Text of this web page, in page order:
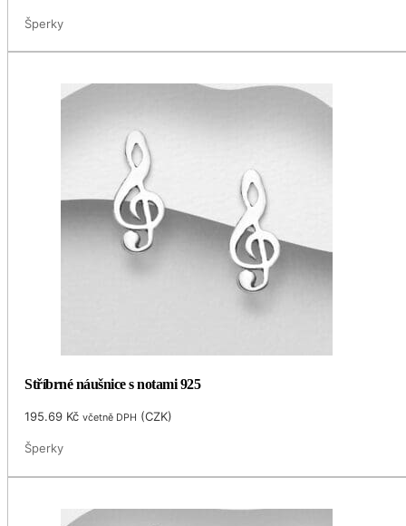
Šperky
Stříbrné náušnice s notami 925
195.69 Kč včetně DPH (CZK)
Šperky